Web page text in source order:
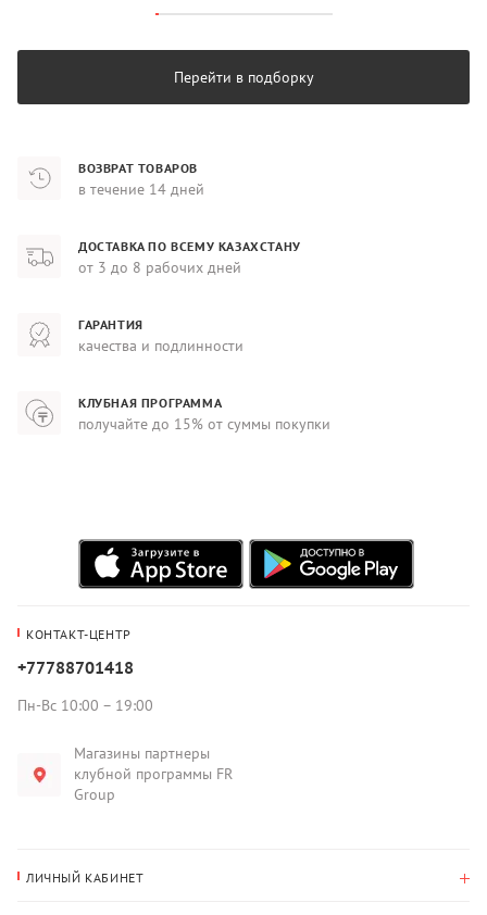
Перейти в подборку
ВОЗВРАТ ТОВАРОВ
в течение 14 дней
ДОСТАВКА ПО ВСЕМУ КАЗАХСТАНУ
от 3 до 8 рабочих дней
ГАРАНТИЯ
качества и подлинности
КЛУБНАЯ ПРОГРАММА
получайте до 15% от суммы покупки
КОНТАКТ-ЦЕНТР
+77788701418
Пн-Вс 10:00 – 19:00
Магазины партнеры
клубной программы FR
Group
ЛИЧНЫЙ КАБИНЕТ